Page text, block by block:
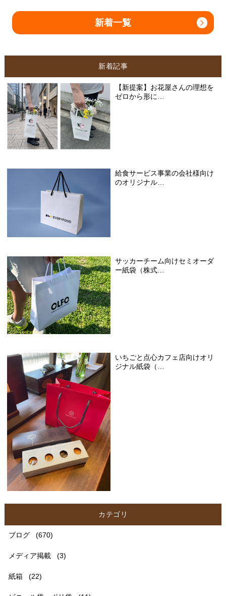
新着一覧
新着記事
【新提案】お花屋さんの理想を
ゼロから形に…
給食サービス事業の会社様向け
のオリジナル…
サッカーチーム向けセミオーダ
ー紙袋（株式…
いちごと点心カフェ店向けオリ
ジナル紙袋（…
カテゴリ
ブログ (670)
メディア掲載 (3)
紙箱 (22)